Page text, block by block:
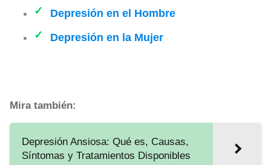
Depresión en el Hombre
Depresión en la Mujer
Mira también:
Depresión Ansiosa: Qué es, Causas,
Síntomas y Tratamientos Disponibles